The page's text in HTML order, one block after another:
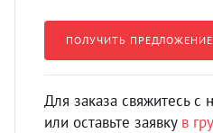
ПОЛУЧИТЬ ПРЕДЛОЖЕНИЕ
Для заказа свяжитесь
или оставьте заявку в